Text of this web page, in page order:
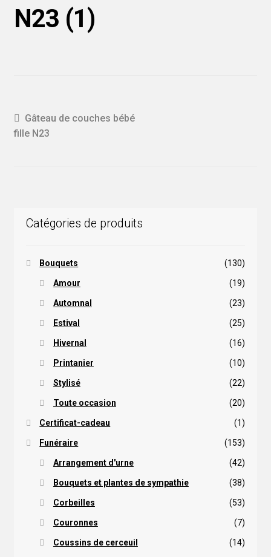
N23 (1)
Navigation
de
Article
précédent :
Gâteau de couches bébé
fille N23
Catégories de produits
Bouquets (130)
Amour (19)
Automnal (23)
Estival (25)
Hivernal (16)
Printanier (10)
Stylisé (22)
Toute occasion (20)
Certificat-cadeau (1)
Funéraire (153)
Arrangement d'urne (42)
Bouquets et plantes de sympathie (38)
Corbeilles (53)
Couronnes (7)
Coussins de cerceuil (14)